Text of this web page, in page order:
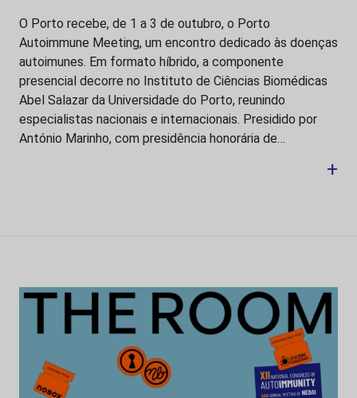
O Porto recebe, de 1 a 3 de outubro, o Porto
Autoimmune Meeting, um encontro dedicado às doenças
autoimunes. Em formato híbrido, a componente
presencial decorre no Instituto de Ciências Biomédicas
Abel Salazar da Universidade do Porto, reunindo
especialistas nacionais e internacionais. Presidido por
António Marinho, com presidência honorária de…
+